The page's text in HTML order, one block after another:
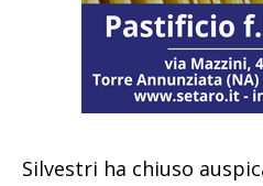
Silvestri ha chiuso